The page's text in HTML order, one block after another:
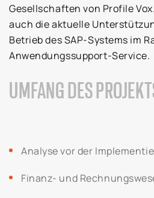
Gesellschaften von Profile
auch die aktuelle
Betrieb des SAP-Systems im
Anwendungssupport-Service.
UMFANG DES
Analyse vor der
Finanz- und